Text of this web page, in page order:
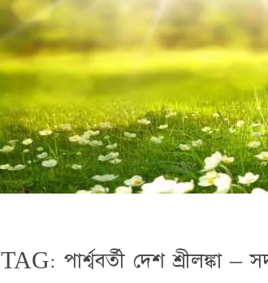
TAG: পার্শ্ববর্তী দেশ শ্রীলঙ্কা –